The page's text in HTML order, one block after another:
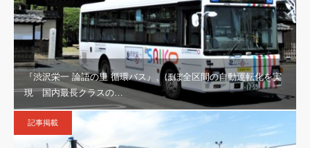
『渋沢栄一 論語の里 循環バス』、ほぼ全区間の自動運転化を実
現 国内最長クラスの…
記事掲載